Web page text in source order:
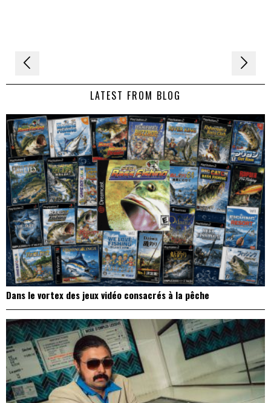
Navigation
de LATEST FROM BLOG
Dans le vortex des jeux vidéo consacrés à la pêche